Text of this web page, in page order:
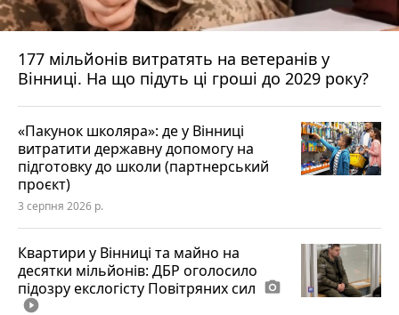
177 мільйонів витратять на ветеранів у
Вінниці. На що підуть ці гроші до 2029 року?
«Пакунок школяра»: де у Вінниці
витратити державну допомогу на
підготовку до школи (партнерський
проєкт)
3 серпня 2026 р.
Квартири у Вінниці та майно на
десятки мільйонів: ДБР оголосило
підозру екслогісту Повітряних сил photo_camera
play_circle_filled